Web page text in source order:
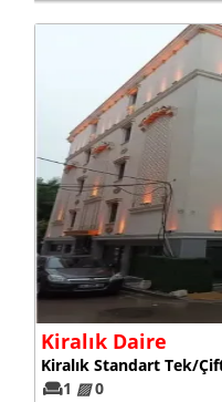
Kiralık Daire
Kiralık Standart Tek/
1 ▨0